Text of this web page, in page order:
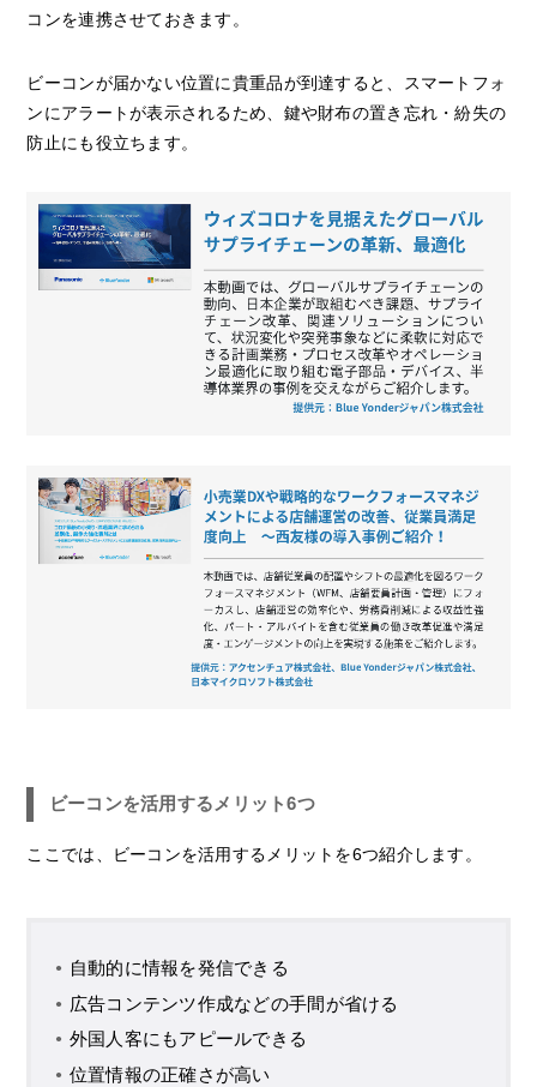
コンを連携させておきます。
ビーコンが届かない位置に貴重品が到達すると、スマートフォ
ンにアラートが表示されるため、鍵や財布の置き忘れ・紛失の
防止にも役立ちます。
ビーコンを活用するメリット6つ
ここでは、ビーコンを活用するメリットを6つ紹介します。
自動的に情報を発信できる
広告コンテンツ作成などの手間が省ける
外国人客にもアピールできる
位置情報の正確さが高い